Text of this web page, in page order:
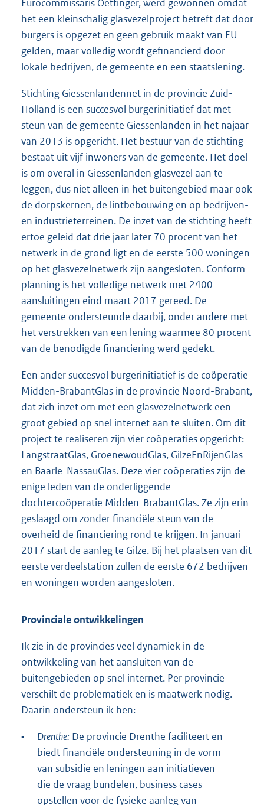
Eurocommissaris Oettinger, werd gewonnen omdat
het een kleinschalig glasvezelproject betreft dat door
burgers is opgezet en geen gebruik maakt van EU-
gelden, maar volledig wordt gefinancierd door
lokale bedrijven, de gemeente en een staatslening.
Stichting Giessenlandennet in de provincie Zuid-
Holland is een succesvol burgerinitiatief dat met
steun van de gemeente Giessenlanden in het najaar
van 2013 is opgericht. Het bestuur van de stichting
bestaat uit vijf inwoners van de gemeente. Het doel
is om overal in Giessenlanden glasvezel aan te
leggen, dus niet alleen in het buitengebied maar ook
de dorpskernen, de lintbebouwing en op bedrijven-
en industrieterreinen. De inzet van de stichting heeft
ertoe geleid dat drie jaar later 70 procent van het
netwerk in de grond ligt en de eerste 500 woningen
op het glasvezelnetwerk zijn aangesloten. Conform
planning is het volledige netwerk met 2400
aansluitingen eind maart 2017 gereed. De
gemeente ondersteunde daarbij, onder andere met
het verstrekken van een lening waarmee 80 procent
van de benodigde financiering werd gedekt.
Een ander succesvol burgerinitiatief is de coöperatie
Midden-BrabantGlas in de provincie Noord-Brabant,
dat zich inzet om met een glasvezelnetwerk een
groot gebied op snel internet aan te sluiten. Om dit
project te realiseren zijn vier coöperaties opgericht:
LangstraatGlas, GroenewoudGlas, GilzeEnRijenGlas
en Baarle-NassauGlas. Deze vier coöperaties zijn de
enige leden van de onderliggende
dochtercoöperatie Midden-BrabantGlas. Ze zijn erin
geslaagd om zonder financiële steun van de
overheid de financiering rond te krijgen. In januari
2017 start de aanleg te Gilze. Bij het plaatsen van dit
eerste verdeelstation zullen de eerste 672 bedrijven
en woningen worden aangesloten.
Provinciale ontwikkelingen
Ik zie in de provincies veel dynamiek in de
ontwikkeling van het aansluiten van de
buitengebieden op snel internet. Per provincie
verschilt de problematiek en is maatwerk nodig.
Daarin ondersteun ik hen:
• Drenthe: De provincie Drenthe faciliteert en
biedt financiële ondersteuning in de vorm
van subsidie en leningen aan initiatieven
die de vraag bundelen, business cases
opstellen voor de fysieke aanleg van